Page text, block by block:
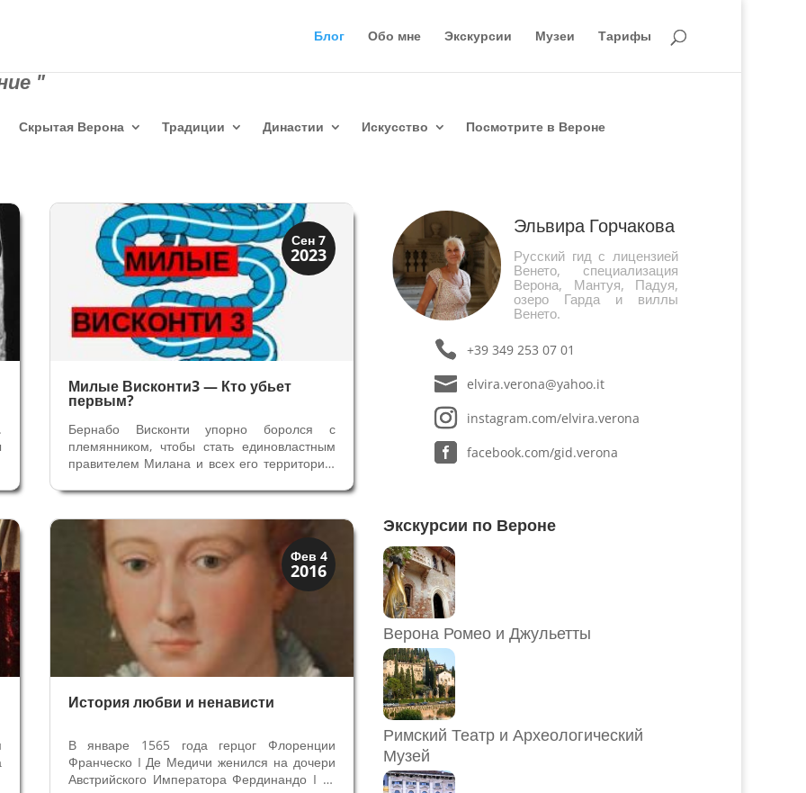
Блог Обо мне Экскурсии Музеи Тарифы
"
Скрытая Верона Традиции Династии Искусство Посмотрите в Вероне
Сен 7
2023
Висконти Сфорца
Династии
Милые Висконти3 — Кто убьет
первым?
Бернабо Висконти упорно боролся с
племянником, чтобы стать единовластным
правителем Милана и всех его территорий.
Висконти была непереносима. Не смог
избавиться силой, и изменил стратегию: он
хитро решил заискивать перед...
Фев 4
2016
Династии
Медичи Флоренция
История любви и ненависти
В январе 1565 года герцог Флоренции
Франческо I Де Медичи женился на дочери
Австрийского Императора Фердинандо I —
Эльвира Горчакова
Русский гид с лицензией
Венето, специализация
Верона, Мантуя, Падуя,
озеро Гарда и виллы
Венето.
+39 349 253 07 01
elvira.verona@yahoo.it
instagram.com/elvira.verona
facebook.com/gid.verona
Экскурсии по Вероне
Верона Ромео и Джульетты
Римский Театр и Археологический
Музей